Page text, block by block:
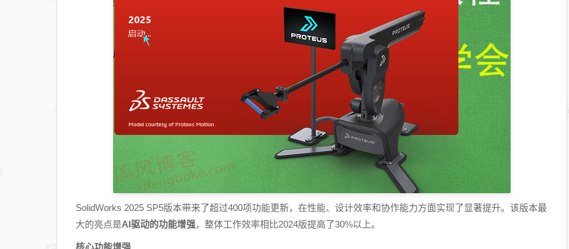
SolidWorks 2025 SP5版本带来了超过400项功能更新，在性能、设计效率和协作能力方面实现了显著提升。该版本最
大的亮点是AI驱动的功能增强，整体工作效率相比2024版提高了30%以上。
核心功能增强